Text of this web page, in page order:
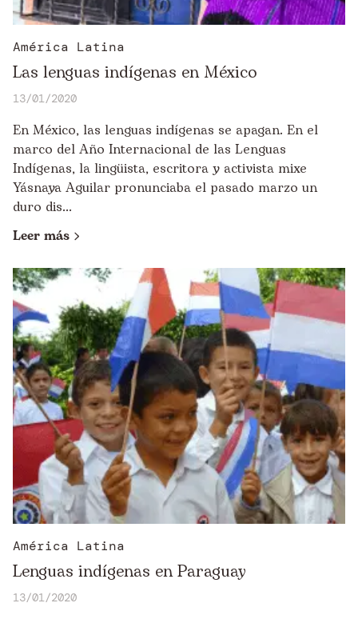
Uganda
América Latina
Las lenguas indígenas en México
13/01/2020
En México, las lenguas indígenas se apagan. En el
marco del Año Internacional de las Lenguas
Indígenas, la lingüista, escritora y activista mixe
Yásnaya Aguilar pronunciaba el pasado marzo un
duro dis...
Leer más
América Latina
Lenguas indígenas en Paraguay
13/01/2020